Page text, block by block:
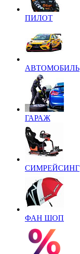
ПИЛОТ
АВТОМОБИЛЬ
ГАРАЖ
СИМРЕЙСИНГ
ФАН ШОП